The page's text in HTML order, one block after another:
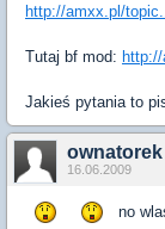
http://amxx.pl/
Tutaj bf mod:
Jakieś pytania to
ownatorek
16.06.2009
no